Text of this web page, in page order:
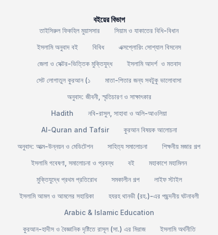
বইয়ের বিভাগ
তাইসিরুল ফিকহিল মুয়াসসার
সিয়াম ও যাকাতের বিধি-বিধান
ইসলামি অনুবাদ বই
বিবিধ
এক্সপ্লোরিং সোশ্যাল বিসনেস
জেলা ও সেক্টর-ভিত্তিক মুক্তিযুদ্ধ
ইসলামি আদর্শ ও মতবাদ
সেট লোগাতুল কুরআন (১
মাতা-পিতার জন্য সবটুকু ভালোবাসা
অনুবাদ: জীবনী, স্মৃতিচারণ ও সাক্ষাৎকার
Hadith
নবি-রাসুল, সাহাবা ও অলি-আওলিয়া
Al-Quran and Tafsir
কুরআন বিষয়ক আলোচনা
অনুবাদ: আত্ম-উন্নয়ন ও মেডিটেশন
সাহিত্য সমালোচনা
শিক্ষনীয় মজার গল্প
ইসলামি গবেষণা, সমালোচনা ও প্রবন্ধ
বই
মহাকাশে মহামিলন
মুক্তিযুদ্ধে প্রথম প্রতিরোধ
সমকালীন গল্প
লাইফ স্টাইল
ইসলামি আমল ও আমলের সহায়িকা
হযরহ থানভী (রহ.)-এর পছন্দনীয় ঘটনাবলী
Arabic & Islamic Education
কুরআন-হাদীস ও বৈজ্ঞানিক দৃষ্টিতে রাসূল (সা.) এর মিরাজ
ইসলামি অর্থনীতি